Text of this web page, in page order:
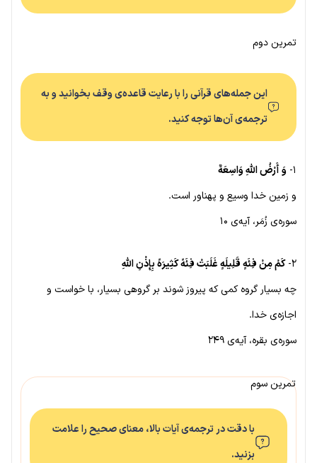
تمرین دوم
این جمله‌های قرآنی را با رعایت قاعده‌ی وقف بخوانید و به
ترجمه‌ی آن‌ها توجه کنید.
۱- وَ أَرْضُ اللَّهِ وَاسِعَهٌ
و زمین خدا وسیع و پهناور است.
سوره‌ی زُمَر، آیه‌ی ۱۰
۲- کَمْ مِنْ فِئَهٍ قَلِیلَهٍ غَلَبَتْ فِئَهً کَثِیرَهً بِإِذْنِ اللَّهِ
چه بسیار گروه کمی که پیروز شوند بر گروهی بسیار، با خواست و
اجازه‌ی خدا.
سوره‌ی بقره، آیه‌ی ۲۴۹
تمرین سوم
با دقت در ترجمه‌ی آیات بالا، معنای صحیح را علامت
بزنید.